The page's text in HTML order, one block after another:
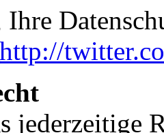
http://
jederzeitige